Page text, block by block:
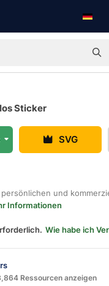
Sticker
SVG
und
Informationen
Wie habe ich
Ressourcen anzeigen